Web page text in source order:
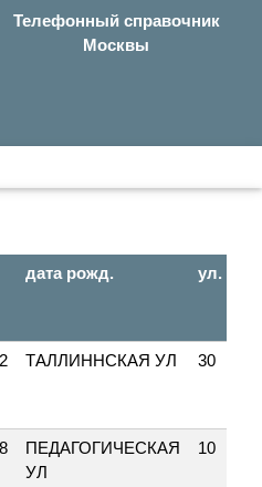
Телефонный справочник
Москвы
дата рожд. ул.
ТАЛЛИННСКАЯ УЛ 30
ПЕДАГОГИЧЕСКАЯ
УЛ
10